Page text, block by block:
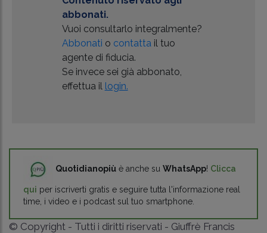
abbonati.
Vuoi consultarlo integralmente?
Abbonati o contattail tuo
agente di fiducia.
Se invece sei già abbonato,
effettua il login.
Quotidianopiù è anche su WhatsApp! Clicca
qui per iscriverti gratis e seguire tutta l'informazione real
time, i video e i podcast sul tuo smartphone.
© Copyright - Tutti i diritti riservati - Giuffrè Francis